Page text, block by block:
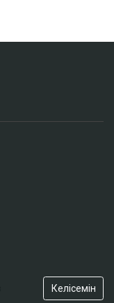
Келісемін